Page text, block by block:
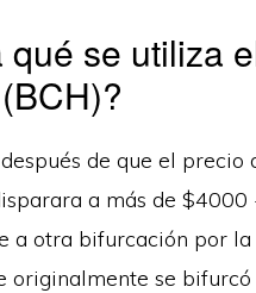
qué se utiliza
de que el precio
a más de $4000
a otra bifurcación por
originalmente se bifurcó